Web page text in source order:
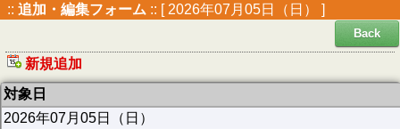
:: 追加・編集フォーム :: [ 2026年07月05日（日） ]
Back
新規追加
対象日
2026年07月05日（日）